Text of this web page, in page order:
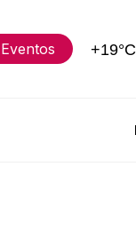
Eventos +19°C